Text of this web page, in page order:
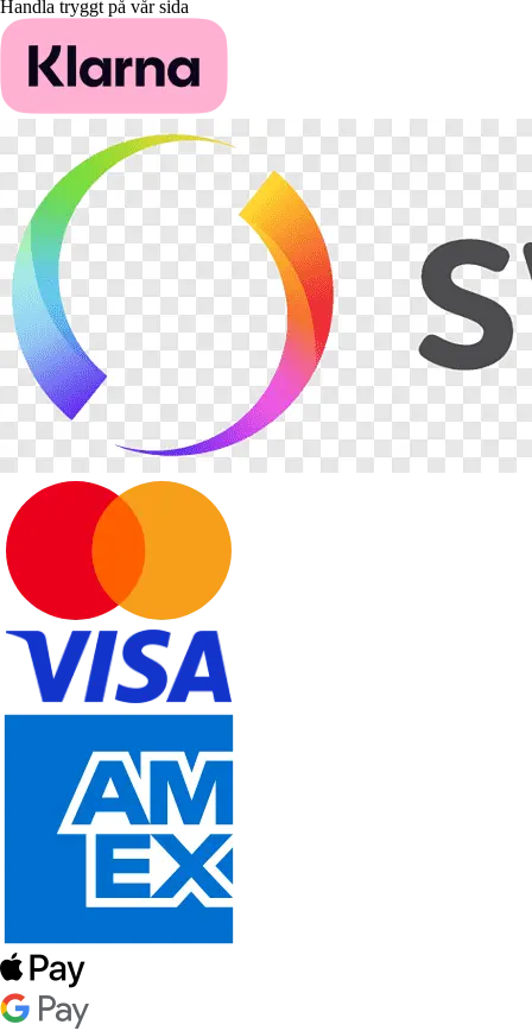
Handla tryggt på vår sida